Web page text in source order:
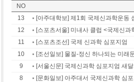
NO
13
[아주대학보] 제1회 국제신과학운동
12
[스포츠서울] 미내사 클럽 <국제신과
11
[스포츠조선] 국제 신과학 심포지엄
10
[조선일보] 물질-정신 하나되는 미래
9
[서울신문] 국제신과학 심포지엄 새
8
[문화일보] 아주대서 국제신과학 심